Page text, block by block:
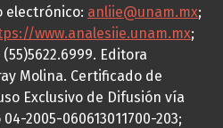
electrónico: anliie@unam.mx;
www.analesiie.unam.mx;
Editora
Molina. Certificado de
Exclusivo de Difusión vía
2005-060613011700-203;